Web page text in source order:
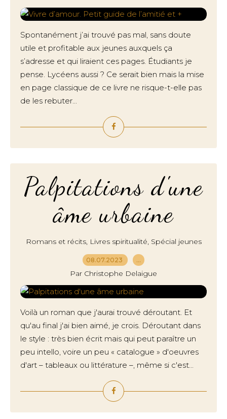
Spontanément j’ai trouvé pas mal, sans doute
utile et profitable aux jeunes auxquels ça
s’adresse et qui liraient ces pages. Étudiants je
pense. Lycéens aussi ? Ce serait bien mais la mise
en page classique de ce livre ne risque-t-elle pas
de les rebuter...
Palpitations d'une
âme urbaine
Romans et récits, Livres spiritualité, Spécial jeunes
08.07.2023 …
Par Christophe Delaigue
Voilà un roman que j'aurai trouvé déroutant. Et
qu'au final j'ai bien aimé, je crois. Déroutant dans
le style : très bien écrit mais qui peut paraître un
peu intello, voire un peu « catalogue » d'oeuvres
d'art – tableaux ou littérature –, même si c'est...